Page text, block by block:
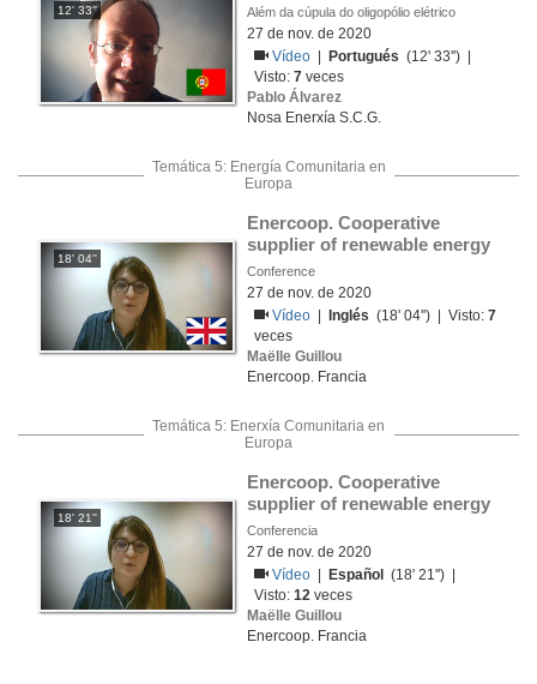
12' 33'' Além da cúpula do oligopólio elétrico
27 de nov. de 2020
Vídeo
Portugués (12' 33'') |
Visto:7 veces
Pablo Álvarez
Nosa Enerxía S.C.G.
Temática 5: Energía Comunitaria en
Europa
18' 04''
Enercoop. Cooperative
supplier of renewable energy
Conference
27 de nov. de 2020
Vídeo
Inglés (18' 04'') | Visto:7
veces
Maëlle Guillou
Enercoop. Francia
Temática 5: Enerxía Comunitaria en
Europa
18' 21''
Enercoop. Cooperative
supplier of renewable energy
Conferencia
27 de nov. de 2020
Vídeo
Español
(18' 21'') |
Visto:12 veces
Maëlle Guillou
Enercoop. Francia